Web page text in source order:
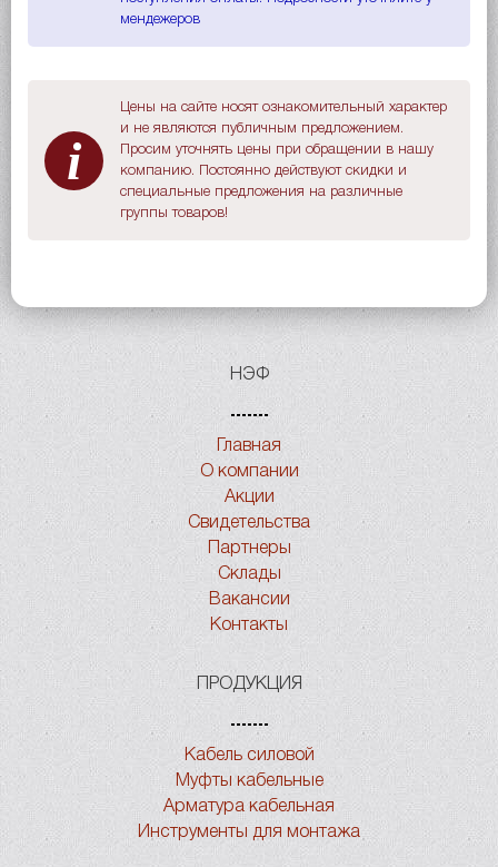
мендежеров
i
Цены на сайте носят ознакомительный характер
и не являются публичным предложением.
Просим уточнять цены при обращении в нашу
компанию. Постоянно действуют скидки и
специальные предложения на различные
группы товаров!
НЭФ
Главная
О компании
Акции
Свидетельства
Партнеры
Склады
Вакансии
Контакты
ПРОДУКЦИЯ
Кабель силовой
Муфты кабельные
Арматура кабельная
Инструменты для монтажа